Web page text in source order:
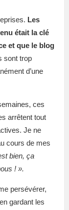
Les
était la clé
et que le blog
sont trop
d’une
ces
arrêtent tout
Je ne
cours de mes
bien, ça
! ».
persévérer,
gardant les